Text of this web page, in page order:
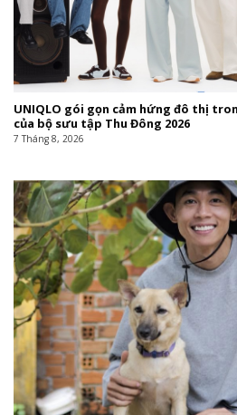
UNIQLO gói gọn cảm hứng đô thị
của bộ sưu tập Thu Đông 2026
7 Tháng 8, 2026